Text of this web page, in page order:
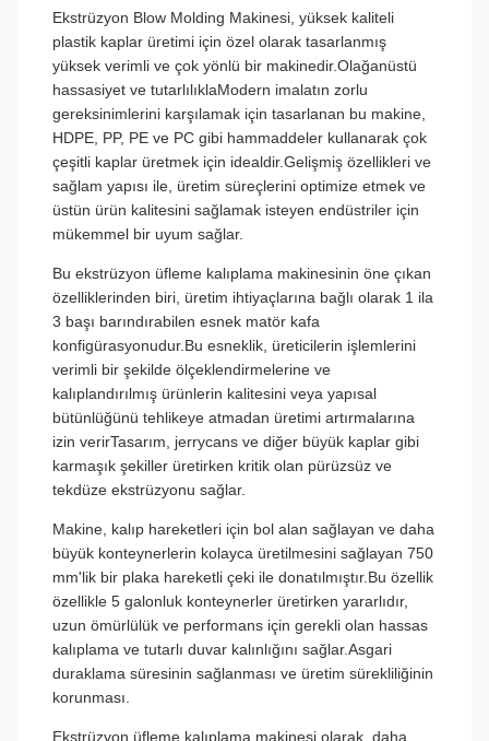
Ekstrüzyon Blow Molding Makinesi, yüksek kaliteli
plastik kaplar üretimi için özel olarak tasarlanmış
yüksek verimli ve çok yönlü bir makinedir.Olağanüstü
hassasiyet ve tutarlılıklaModern imalatın zorlu
gereksinimlerini karşılamak için tasarlanan bu makine,
HDPE, PP, PE ve PC gibi hammaddeler kullanarak çok
çeşitli kaplar üretmek için idealdir.Gelişmiş özellikleri ve
sağlam yapısı ile, üretim süreçlerini optimize etmek ve
üstün ürün kalitesini sağlamak isteyen endüstriler için
mükemmel bir uyum sağlar.
Bu ekstrüzyon üfleme kalıplama makinesinin öne çıkan
özelliklerinden biri, üretim ihtiyaçlarına bağlı olarak 1 ila
3 başı barındırabilen esnek matör kafa
konfigürasyonudur.Bu esneklik, üreticilerin işlemlerini
verimli bir şekilde ölçeklendirmelerine ve
kalıplandırılmış ürünlerin kalitesini veya yapısal
bütünlüğünü tehlikeye atmadan üretimi artırmalarına
izin verirTasarım, jerrycans ve diğer büyük kaplar gibi
karmaşık şekiller üretirken kritik olan pürüzsüz ve
tekdüze ekstrüzyonu sağlar.
Makine, kalıp hareketleri için bol alan sağlayan ve daha
büyük konteynerlerin kolayca üretilmesini sağlayan 750
mm'lik bir plaka hareketli çeki ile donatılmıştır.Bu özellik
özellikle 5 galonluk konteynerler üretirken yararlıdır,
uzun ömürlülük ve performans için gerekli olan hassas
kalıplama ve tutarlı duvar kalınlığını sağlar.Asgari
duraklama süresinin sağlanması ve üretim sürekliliğinin
korunması.
Ekstrüzyon üfleme kalıplama makinesi olarak, daha